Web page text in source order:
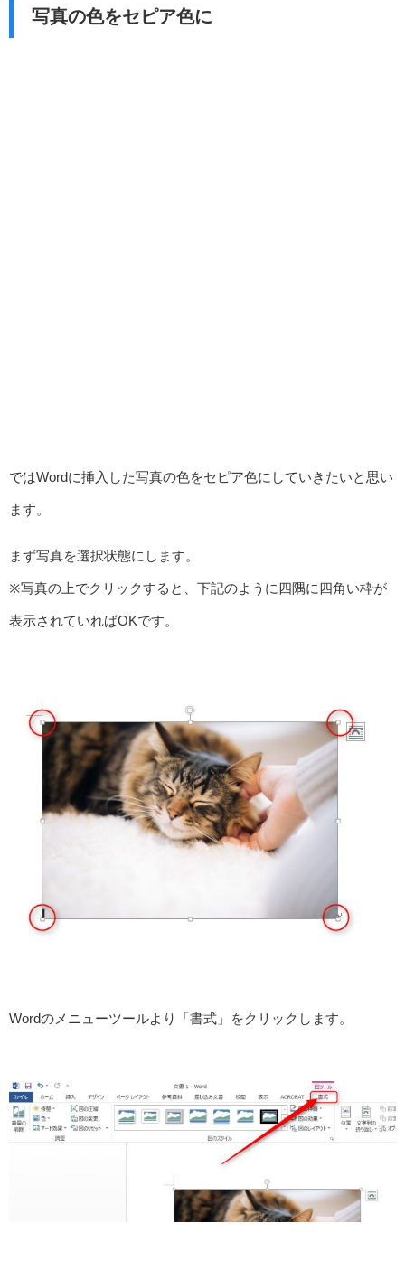
写真の色をセピア色に
ではWordに挿入した写真の色をセピア色にしていきたいと思い
ます。
まず写真を選択状態にします。
※写真の上でクリックすると、下記のように四隅に四角い枠が
表示されていればOKです。
Wordのメニューツールより「書式」をクリックします。